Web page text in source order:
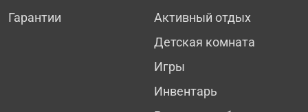
Гарантии
Активный отдых
Детская комната
Игры
Инвентарь